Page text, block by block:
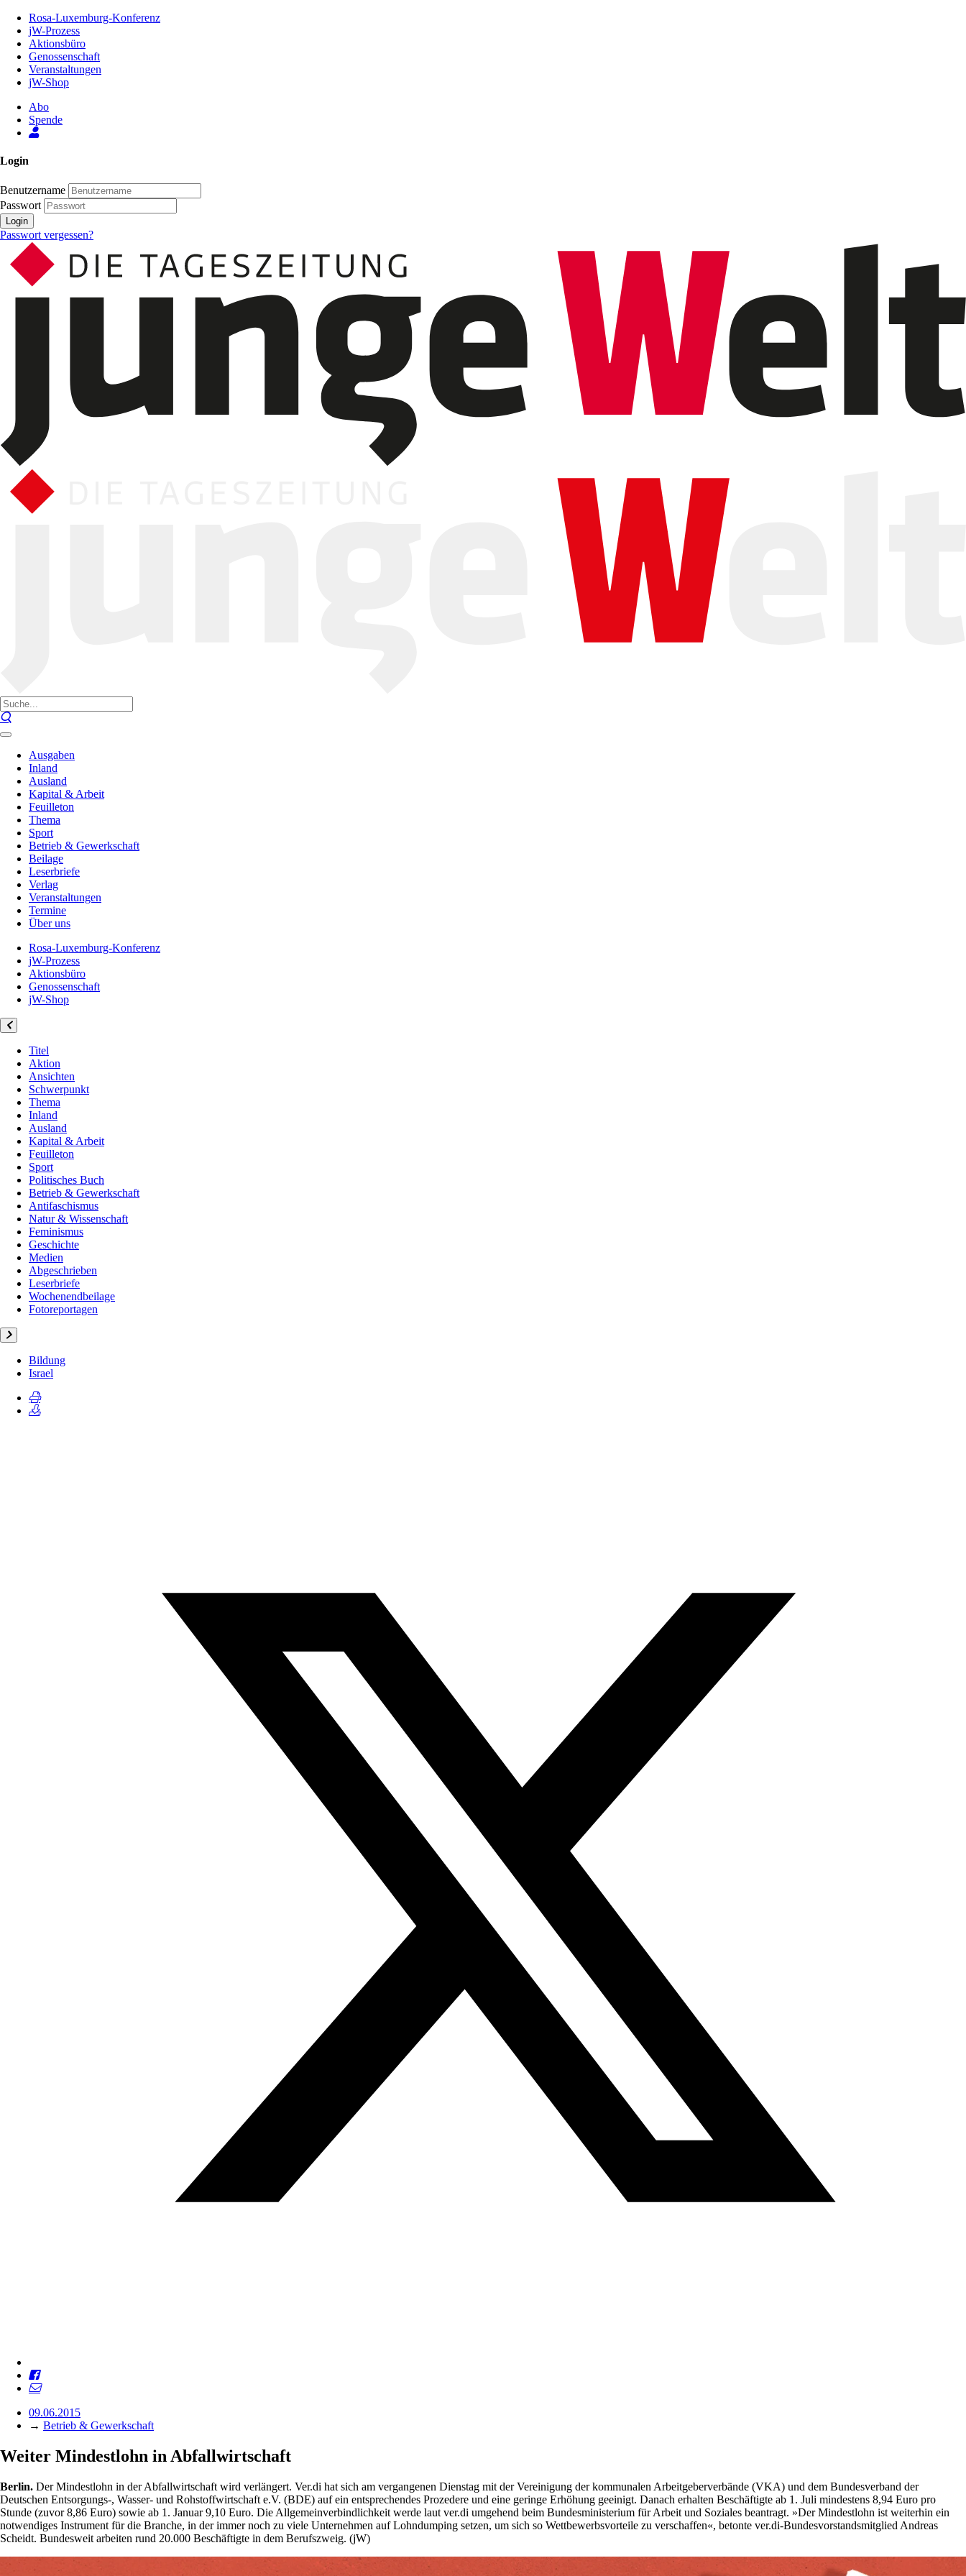
Inhalt
Seite
Rosa-Luxemburg-Konferenz
jW-Prozess
Aktionsbüro
Genossenschaft
Veranstaltungen
jW-Shop
Abo
Spende
Login
Benutzername
Passwort
Login
Passwort vergessen?
Ausgaben
Inland
Ausland
Kapital & Arbeit
Feuilleton
Thema
Sport
Betrieb & Gewerkschaft
Beilage
Leserbriefe
Verlag
Veranstaltungen
Termine
Über uns
Rosa-Luxemburg-Konferenz
jW-Prozess
Aktionsbüro
Genossenschaft
jW-Shop
Titel
Aktion
Ansichten
Schwerpunkt
Thema
Inland
Ausland
Kapital & Arbeit
Feuilleton
Sport
Politisches Buch
Betrieb & Gewerkschaft
Antifaschismus
Natur & Wissenschaft
Feminismus
Geschichte
Medien
Abgeschrieben
Leserbriefe
Wochenendbeilage
Fotoreportagen
Bildung
Israel
09.06.2015
→ Betrieb & Gewerkschaft
Weiter Mindestlohn in Abfallwirtschaft
Berlin. Der Mindestlohn in der Abfallwirtschaft wird verlängert. Ver.di hat sich am vergangenen Dienstag mit der Vereinigung der kommunalen Arbeitgeberverbände (VKA) und dem Bundesverband der
Deutschen Entsorgungs-, Wasser- und Rohstoffwirtschaft e.V. (BDE) auf ein entsprechendes Prozedere und eine geringe Erhöhung geeinigt. Danach erhalten Beschäftigte ab 1. Juli mindestens 8,94 Euro pro
Stunde (zuvor 8,86 Euro) sowie ab 1. Januar 9,10 Euro. Die Allgemeinverbindlichkeit werde laut ver.di umgehend beim Bundesministerium für Arbeit und Soziales beantragt. »Der Mindestlohn ist weiterhin ein
notwendiges Instrument für die Branche, in der immer noch zu viele Unternehmen auf Lohndumping setzen, um sich so Wettbewerbsvorteile zu verschaffen«, betonte ver.di-Bundesvorstandsmitglied Andreas
Scheidt. Bundesweit arbeiten rund 20.000 Beschäftigte in dem Berufszweig. (jW)